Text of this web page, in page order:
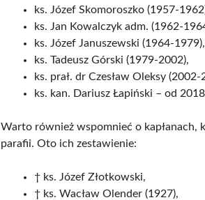
ks. Józef Skomoroszko (1957-
ks. Jan Kowalczyk adm. (1962-
ks. Józef Januszewski (1964-1979),
ks. Tadeusz Górski (1979-2002),
ks. prał. dr Czesław Oleksy (2002-
ks. kan. Dariusz Łapiński – od
Warto również wspomnieć o kapłanach,
parafii. Oto ich zestawienie:
† ks. Józef Złotkowski,
† ks. Wacław Olender (1927),